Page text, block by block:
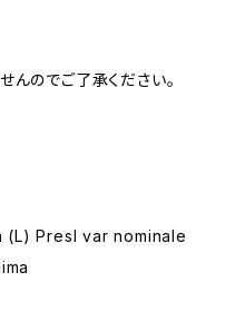
んのでご了承ください。
(L) Presl var nominale